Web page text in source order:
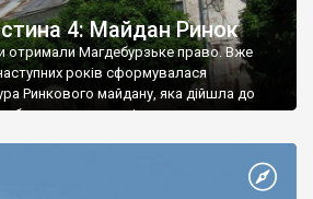
4: Майдан Ринок
отримали Магдебурзьке право. Вже
років сформувалася
Ринкового майдану, яка дійшла до
було закладено німецьку схему
розходяться радіальні вулиці.